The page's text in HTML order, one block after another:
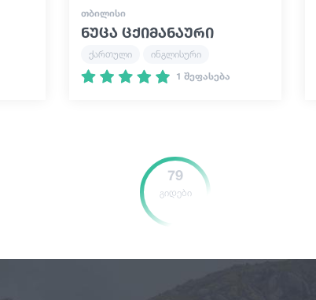
ᲗᲑᲘᲚᲘᲡᲘ
ნუცა ცქიმანაური
ქართული
ინგლისური
1 შეფასება
79
გიდები